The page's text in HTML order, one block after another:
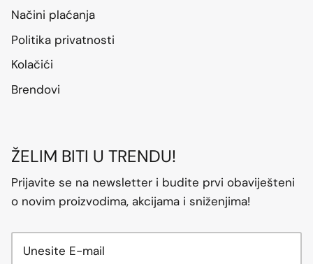
Načini plaćanja
Politika privatnosti
Kolačići
Brendovi
ŽELIM BITI U TRENDU!
Prijavite se na newsletter i budite prvi obaviješteni
o novim proizvodima, akcijama i sniženjima!